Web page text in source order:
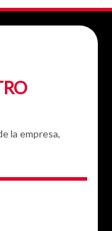
la empresa,